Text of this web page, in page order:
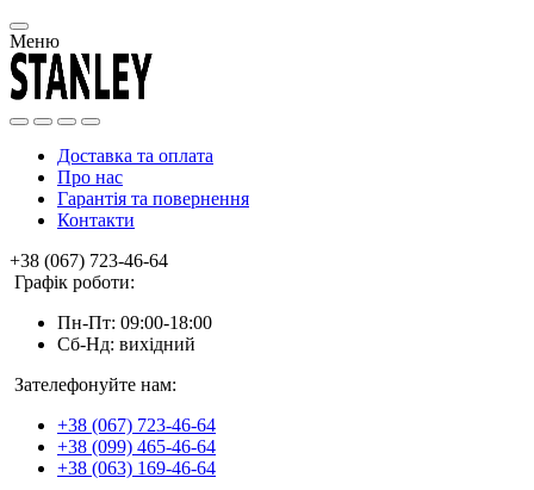
Меню
Доставка та оплата
Про нас
Гарантія та повернення
Контакти
+38 (067) 723-46-64
Графік роботи:
Пн-Пт: 09:00-18:00
Сб-Нд: вихідний
Зателефонуйте нам:
+38 (067) 723-46-64
+38 (099) 465-46-64
+38 (063) 169-46-64